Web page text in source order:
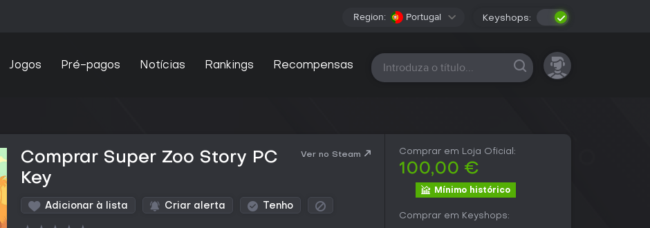
Region: Portugal Keyshops:
Jogos Pré-pagos Notícias Rankings Recompensas Todas as plataformas
Comprar Super Zoo Story PC
Key
Ver no Steam
Adicionar à lista Criar alerta Tenho
Comprar em Loja Oficial:
100,00 €
Mínimo histórico
Comprar em Keyshops: